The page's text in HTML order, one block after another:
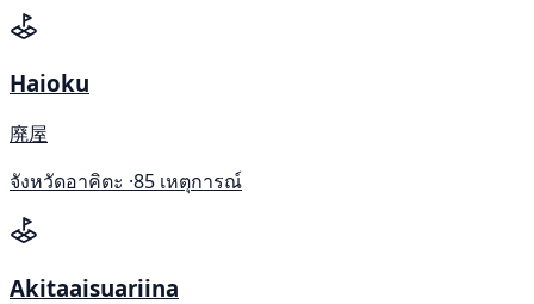
Haioku
廃屋
จังหวัดอาคิตะ ·85 เหตุการณ์
Akitaaisuariina